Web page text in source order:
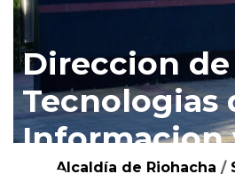
Direccion de
Tecnologias
Informacion
Alcaldía de Riohacha /